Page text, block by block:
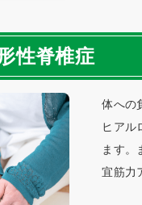
性脊椎症
体への
ヒアル
ます。
宜筋力